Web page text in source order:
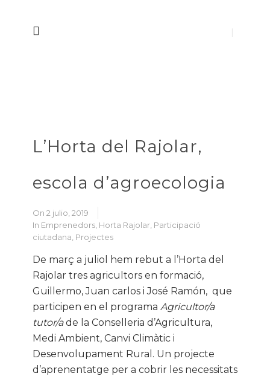
L’Horta del Rajolar,
escola d’agroecologia
On 2 julio, 2019
In Emprenedors Horta Rajolar Participació
ciutadana Projectes
De març a juliol hem rebut a l’Horta del
Rajolar tres agricultors en formació,
Guillermo, Juan carlos i José Ramón, que
participen en el programa Agricultor/a
tutor/ade la Conselleria d’Agricultura,
Medi Ambient, Canvi Climàtic i
Desenvolupament Rural. Un projecte
d’aprenentatge per a cobrir les necessitats